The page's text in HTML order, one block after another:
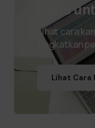
Laris
Lihat cara
tingkatkan
Lihat Cara